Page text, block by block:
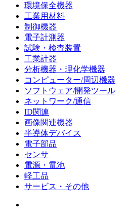
環境保全機器
工業用材料
制御機器
電子計測器
試験・検査装置
工業計器
分析機器・理化学機器
コンピューター/周辺機器
ソフトウェア/開発ツール
ネットワーク/通信
ID関連
画像関連機器
半導体デバイス
電子部品
センサ
電源・電池
軽工品
サービス・その他